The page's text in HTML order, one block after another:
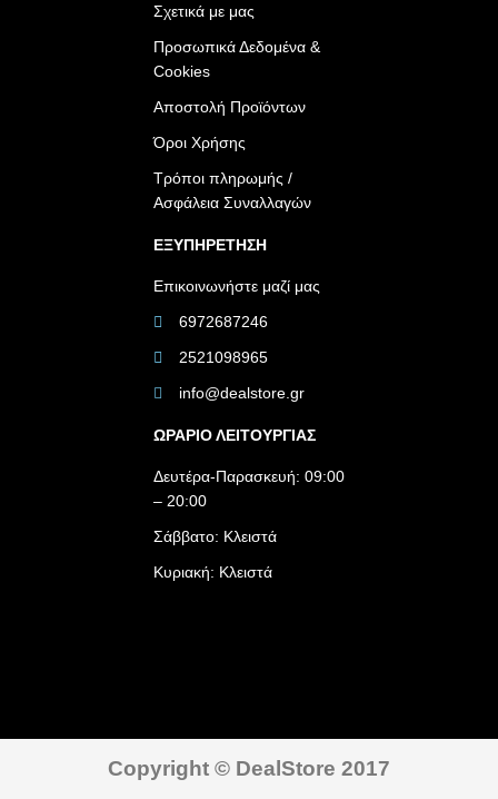
Σχετικά με μας
Προσωπικά Δεδομένα &
Cookies
Αποστολή Προϊόντων
Όροι Χρήσης
Τρόποι πληρωμής /
Ασφάλεια Συναλλαγών
ΕΞΥΠΗΡΕΤΗΣΗ
Επικοινωνήστε μαζί μας
6972687246
2521098965
info@dealstore.gr
ΩΡΑΡΙΟ ΛΕΙΤΟΥΡΓΙΑΣ​
Δευτέρα-Παρασκευή: 09:00
– 20:00
Σάββατο: Κλειστά
Κυριακή: Κλειστά
Copyright © DealStore 2017